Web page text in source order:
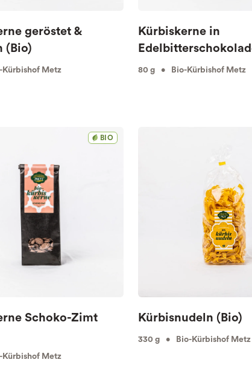
geröstet &
(Bio)
Metz
Kürbiskerne in
80 g • Bio-Kürbishof Metz
BIO
Schoko-Zimt
Metz
Kürbisnudeln (Bio)
330 g • Bio-Kürbishof Metz